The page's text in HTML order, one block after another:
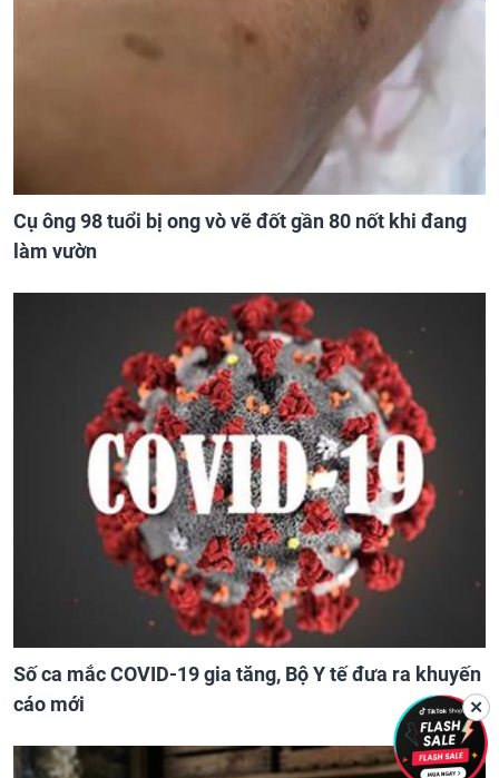
Cụ ông 98 tuổi bị ong vò vẽ đốt gần 80 nốt khi đang
làm vườn
Số ca mắc COVID-19 gia tăng, Bộ Y tế đưa ra khuyến
cáo mới
✕